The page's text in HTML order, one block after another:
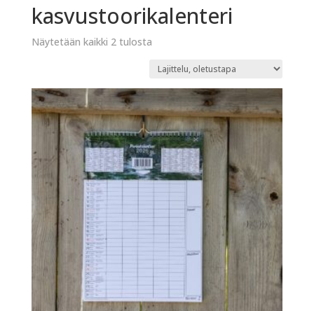
kasvustoorikalenteri
Näytetään kaikki 2 tulosta